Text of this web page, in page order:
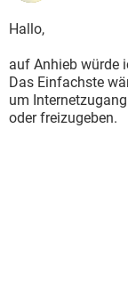
Hallo,
auf Anhieb würde
Das Einfachste
um
oder freizugeben.